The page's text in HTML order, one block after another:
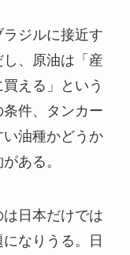
ジルに接近す
、原油は「産
える」という
件、タンカー
油種かどうか
ある。
日本だけでは
なりうる。日